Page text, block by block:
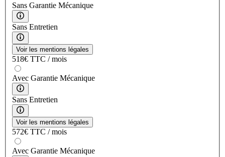
Sans Garantie Mécanique
Sans Entretien
Voir les mentions légales
518€ TTC / mois
Avec Garantie Mécanique
Sans Entretien
Voir les mentions légales
572€ TTC / mois
Avec Garantie Mécanique